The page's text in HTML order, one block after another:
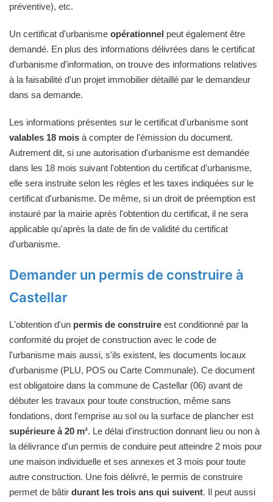
préventive), etc.
Un certificat d'urbanisme opérationnel peut également être
demandé. En plus des informations délivrées dans le certificat
d'urbanisme d'information, on trouve des informations relatives
à la faisabilité d'un projet immobilier détaillé par le demandeur
dans sa demande.
Les informations présentes sur le certificat d'urbanisme sont
valables 18 mois à compter de l'émission du document.
Autrement dit, si une autorisation d'urbanisme est demandée
dans les 18 mois suivant l'obtention du certificat d'urbanisme,
elle sera instruite selon les règles et les taxes indiquées sur le
certificat d'urbanisme. De même, si un droit de préemption est
instauré par la mairie après l'obtention du certificat, il ne sera
applicable qu'après la date de fin de validité du certificat
d'urbanisme.
Demander un permis de construire à
Castellar
L'obtention d'un permis de construire est conditionné par la
conformité du projet de construction avec le code de
l'urbanisme mais aussi, s'ils existent, les documents locaux
d'urbanisme (PLU, POS ou Carte Communale). Ce document
est obligatoire dans la commune de Castellar (06) avant de
débuter les travaux pour toute construction, même sans
fondations, dont l'emprise au sol ou la surface de plancher est
supérieure à 20 m². Le délai d'instruction donnant lieu ou non à
la délivrance d'un permis de conduire peut atteindre 2 mois pour
une maison individuelle et ses annexes et 3 mois pour toute
autre construction. Une fois délivré, le permis de construire
permet de bâtir durant les trois ans qui suivent. Il peut aussi